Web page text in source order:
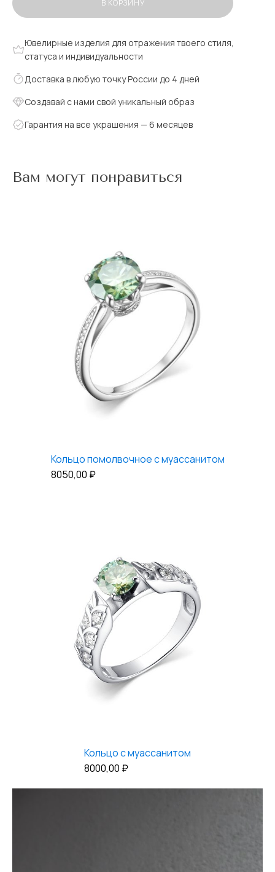
В КОРЗИНУ
Ювелирные изделия для отражения твоего стиля,
статуса и индивидуальности
Доставка в любую точку России до 4 дней
Создавай с нами свой уникальный образ
Гарантия на все украшения — 6 месяцев
Вам могут понравиться
Кольцо помолвочное с муассанитом
8050,00 ₽
Кольцо с муассанитом
8000,00 ₽